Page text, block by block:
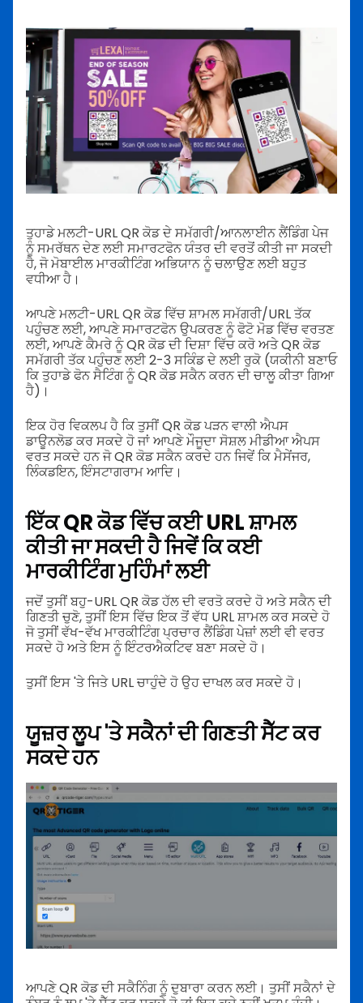
ਤੁਹਾਡੇ ਮਲਟੀ-URL QR ਕੋਡ ਦੇ ਸਮੱਗਰੀ/ਆਨਲਾਈਨ ਲੈਂਡਿੰਗ ਪੇਜ
ਨੂੰ ਸਮਰੱਥਨ ਦੇਣ ਲਈ ਸਮਾਰਟਫੋਨ ਯੰਤਰ ਦੀ ਵਰਤੋਂ ਕੀਤੀ ਜਾ ਸਕਦੀ
ਹੈ, ਜੋ ਮੋਬਾਈਲ ਮਾਰਕੀਟਿੰਗ ਅਭਿਯਾਨ ਨੂੰ ਚਲਾਉਣ ਲਈ ਬਹੁਤ
ਵਧੀਆ ਹੈ।
ਆਪਣੇ ਮਲਟੀ-URL QR ਕੋਡ ਵਿੱਚ ਸ਼ਾਮਲ ਸਮੱਗਰੀ/URL ਤੱਕ
ਪਹੁੰਚਣ ਲਈ, ਆਪਣੇ ਸਮਾਰਟਫੋਨ ਉਪਕਰਣ ਨੂੰ ਫੋਟੋ ਮੋਡ ਵਿੱਚ ਵਰਤਣ
ਲਈ, ਆਪਣੇ ਕੈਮਰੇ ਨੂੰ QR ਕੋਡ ਦੀ ਦਿਸ਼ਾ ਵਿੱਚ ਕਰੋ ਅਤੇ QR ਕੋਡ
ਸਮੱਗਰੀ ਤੱਕ ਪਹੁੰਚਣ ਲਈ 2-3 ਸਕਿੰਡ ਦੇ ਲਈ ਰੁਕੋ (ਯਕੀਨੀ ਬਣਾਓ
ਕਿ ਤੁਹਾਡੇ ਫੋਨ ਸੈਟਿੰਗ ਨੂੰ QR ਕੋਡ ਸਕੈਨ ਕਰਨ ਦੀ ਚਾਲੂ ਕੀਤਾ ਗਿਆ
ਹੈ)।
ਇਕ ਹੋਰ ਵਿਕਲਪ ਹੈ ਕਿ ਤੁਸੀਂ QR ਕੋਡ ਪੜਨ ਵਾਲੀ ਐਪਸ
ਡਾਊਨਲੋਡ ਕਰ ਸਕਦੇ ਹੋ ਜਾਂ ਆਪਣੇ ਮੌਜੂਦਾ ਸੋਸ਼ਲ ਮੀਡੀਆ ਐਪਸ
ਵਰਤ ਸਕਦੇ ਹਨ ਜੋ QR ਕੋਡ ਸਕੈਨ ਕਰਦੇ ਹਨ ਜਿਵੇਂ ਕਿ ਮੈਸੇਂਜਰ,
ਲਿੰਕਡਇਨ, ਇੰਸਟਾਗਰਾਮ ਆਦਿ।
ਇੱਕ QR ਕੋਡ ਵਿੱਚ ਕਈ URL ਸ਼ਾਮਲ
ਕੀਤੀ ਜਾ ਸਕਦੀ ਹੈ ਜਿਵੇਂ ਕਿ ਕਈ
ਮਾਰਕੀਟਿੰਗ ਮੁਹਿੰਮਾਂ ਲਈ
ਜਦੋਂ ਤੁਸੀਂ ਬਹੁ-URL QR ਕੋਡ ਹੱਲ ਦੀ ਵਰਤੋ ਕਰਦੇ ਹੋ ਅਤੇ ਸਕੈਨ ਦੀ
ਗਿਣਤੀ ਚੁਣੋ, ਤੁਸੀਂ ਇਸ ਵਿੱਚ ਇਕ ਤੋਂ ਵੱਧ URL ਸ਼ਾਮਲ ਕਰ ਸਕਦੇ ਹੋ
ਜੋ ਤੁਸੀਂ ਵੱਖ-ਵੱਖ ਮਾਰਕੀਟਿੰਗ ਪ੍ਰਚਾਰ ਲੈਂਡਿੰਗ ਪੇਜ਼ਾਂ ਲਈ ਵੀ ਵਰਤ
ਸਕਦੇ ਹੋ ਅਤੇ ਇਸ ਨੂੰ ਇੰਟਰਐਕਟਿਵ ਬਣਾ ਸਕਦੇ ਹੋ।
ਤੁਸੀਂ ਇਸ 'ਤੇ ਜਿਤੇ URL ਚਾਹੁੰਦੇ ਹੋ ਉਹ ਦਾਖਲ ਕਰ ਸਕਦੇ ਹੋ।
ਯੂਜ਼ਰ ਲੂਪ 'ਤੇ ਸਕੈਨਾਂ ਦੀ ਗਿਣਤੀ ਸੈੱਟ ਕਰ
ਸਕਦੇ ਹਨ
ਆਪਣੇ QR ਕੋਡ ਦੀ ਸਕੈਨਿੰਗ ਨੂੰ ਦੁਬਾਰਾ ਕਰਨ ਲਈ। ਤੁਸੀਂ ਸਕੈਨਾਂ ਦੇ